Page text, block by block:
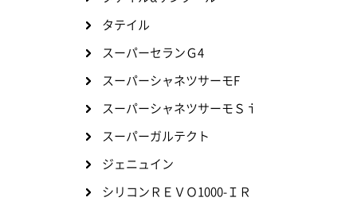
タテイル
スーパーセランＧ4
スーパーシャネツサーモF
スーパーシャネツサーモＳｉ
スーパーガルテクト
ジェニュイン
シリコンＲＥＶＯ1000-ＩＲ